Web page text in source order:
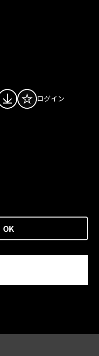
ログイン
OK